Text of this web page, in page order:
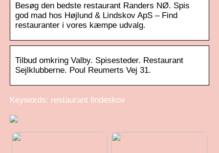
Besøg den bedste restaurant Randers NØ. Spis
god mad hos Højlund & Lindskov ApS – Find
restauranter i vores kæmpe udvalg.
Tilbud omkring Valby. Spisesteder. Restaurant
Sejlklubberne. Poul Reumerts Vej 31.
Keywords: restaurant lindeskov